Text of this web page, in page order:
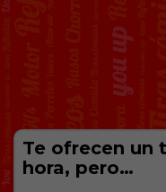
Te ofrecen un
hora, pero…